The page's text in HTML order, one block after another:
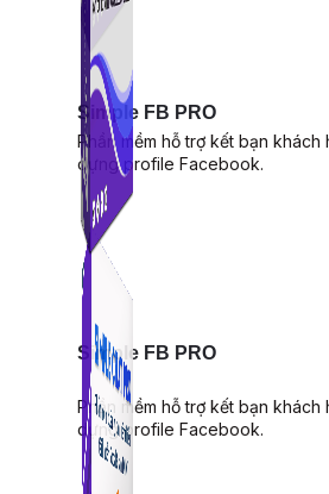
Simple FB PRO
Phần mềm hỗ trợ kết bạn khách
dựng profile Facebook.
Simple FB PRO
Phần mềm hỗ trợ kết bạn khách
dựng profile Facebook.